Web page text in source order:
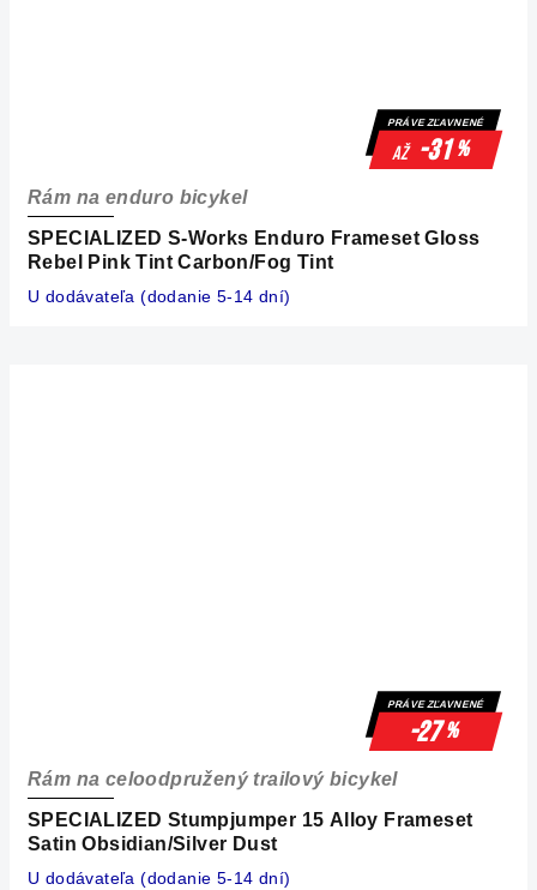
PRÁVE ZĽAVNENÉ
až -31%
SPECIALIZED S-Works Enduro Frameset Gloss
Rebel Pink Tint Carbon/Fog Tint
Rám na enduro bicykel
U dodávateľa (dodanie 5-14 dní)
PRÁVE ZĽAVNENÉ
-27%
SPECIALIZED Stumpjumper 15 Alloy Frameset
Satin Obsidian/Silver Dust
Rám na celoodpružený trailový bicykel
U dodávateľa (dodanie 5-14 dní)